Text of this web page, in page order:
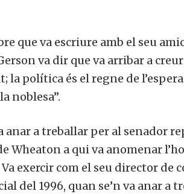
que va escriure amb el seu
va dir que va arribar a
la política és el regne de
noblesa”.
anar a treballar per al senador
Wheaton a qui va anomenar
exercir com el seu director de
del 1996, quan se’n va anar